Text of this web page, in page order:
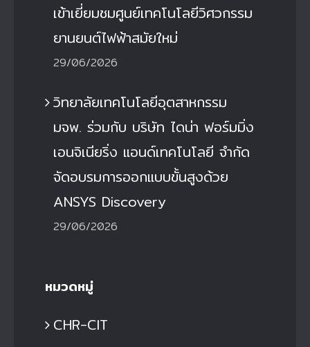
เข้าเยี่ยมชมศูนย์เทคโนโลยีวิศวกรรม
ยานยนต์ไฟฟ้าสมัยใหม่
29/06/2026
วิทยาลัยเทคโนโลยีอุตสาหกรรม
มจพ. ร่วมกับ บริษัท ไดน่า ฟอร์มมิ่ง
เอนจิเนียริ่ง แอนด์เทคโนโลยี จำกัด
จัดอบรมการออกแบบขั้นสูงด้วย
ANSYS Discovery
29/06/2026
หมวดหมู่
CHR-CIT